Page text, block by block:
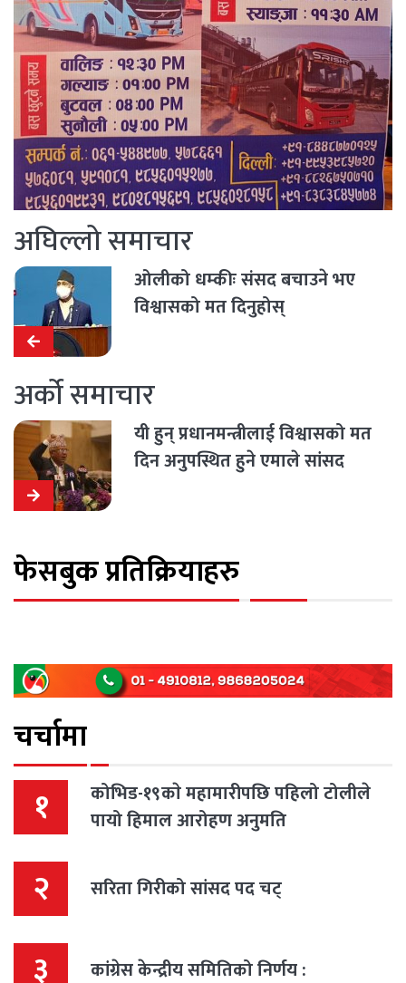
अघिल्लो समाचार
ओलीको धम्कीः संसद बचाउने भए
विश्वासको मत दिनुहोस्
अर्को समाचार
यी हुन् प्रधानमन्त्रीलाई विश्वासको मत
दिन अनुपस्थित हुने एमाले सांसद
फेसबुक प्रतिक्रियाहरु
चर्चामा
१
कोभिड-१९काे महामारीपछि पहिलो टोलीले
पायो हिमाल आरोहण अनुमति
२ सरिता गिरीको सांसद पद चट्
३ कांग्रेस केन्द्रीय समितिको निर्णय :